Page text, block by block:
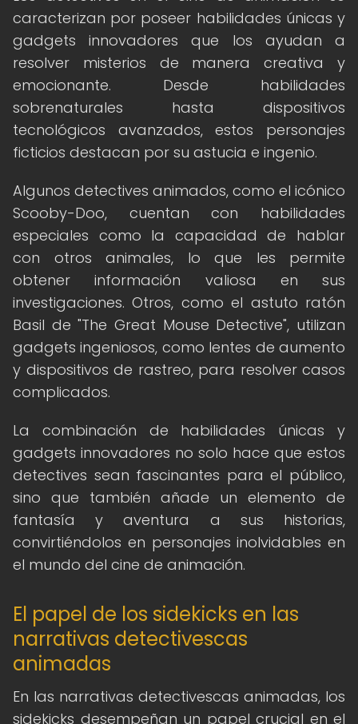
caracterizan por poseer habilidades únicas y
gadgets innovadores que los ayudan a
resolver misterios de manera creativa y
emocionante. Desde habilidades
sobrenaturales hasta dispositivos
tecnológicos avanzados, estos personajes
ficticios destacan por su astucia e ingenio.
Algunos detectives animados, como el icónico
Scooby-Doo, cuentan con habilidades
especiales como la capacidad de hablar
con otros animales, lo que les permite
obtener información valiosa en sus
investigaciones. Otros, como el astuto ratón
Basil de "The Great Mouse Detective", utilizan
gadgets ingeniosos, como lentes de aumento
y dispositivos de rastreo, para resolver casos
complicados.
La combinación de habilidades únicas y
gadgets innovadores no solo hace que estos
detectives sean fascinantes para el público,
sino que también añade un elemento de
fantasía y aventura a sus historias,
convirtiéndolos en personajes inolvidables en
el mundo del cine de animación.
El papel de los sidekicks en las
narrativas detectivescas
animadas
En las narrativas detectivescas animadas, los
sidekicks desempeñan un papel crucial en el